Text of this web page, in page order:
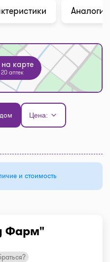
Аналоги
карте
аптек
Цена:
и стоимость
Фарм"